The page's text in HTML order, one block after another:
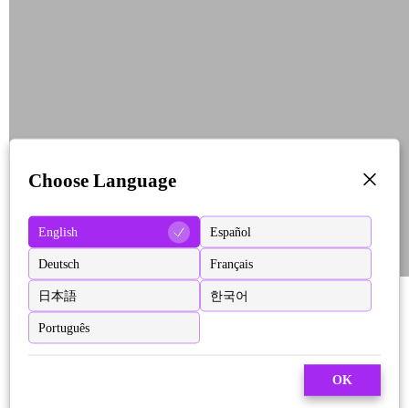
Choose Language
English Español
Deutsch Français
日本語 한국어
Português
OK